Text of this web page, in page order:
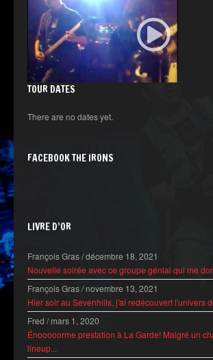
TOUR DATES
There are no dates yet.
FACEBOOK THE IRONS
LIVRE D’OR
François Gras/décembre 18, 2021
Nouvelle soirée avec ce groupe génial qui me
François Gras/novembre 13, 2021
Hier soir au Sevenhills, j'ai redécouvert l'univers
Fred /mars 1, 2020
Énooooorme prestation à La Garde! Malgré un
lineup...